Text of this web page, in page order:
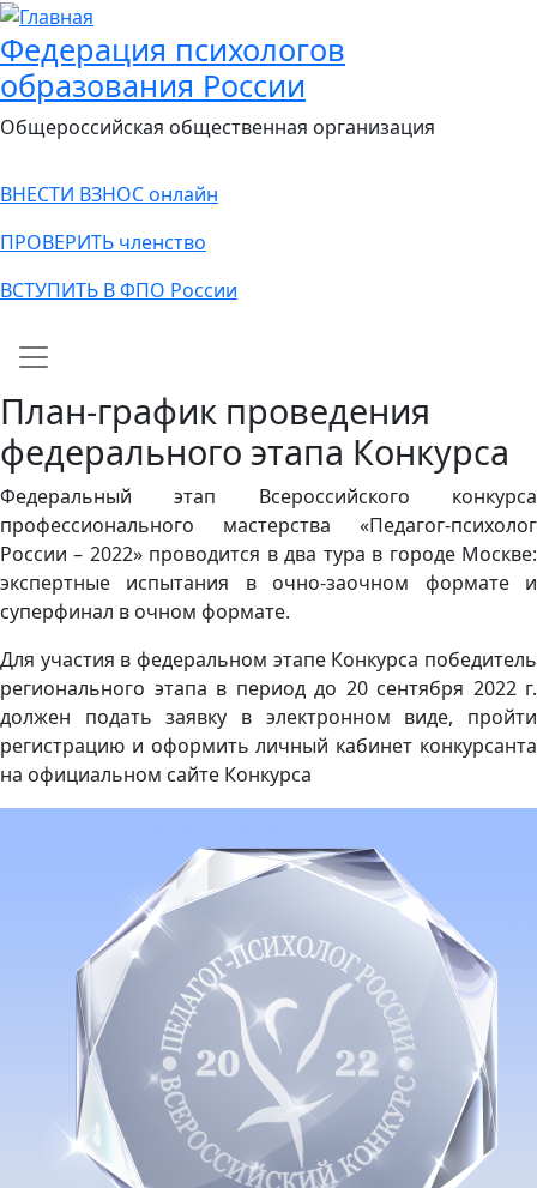
Федерация психологов
образования России
Общероссийская общественная организация
ВНЕСТИ ВЗНОС онлайн
ПРОВЕРИТЬ членство
ВСТУПИТЬ В ФПО России
Main navigation
План-график проведения
федерального этапа Конкурса
Федеральный этап Всероссийского конкурса
профессионального мастерства «Педагог-психолог
России – 2022» проводится в два тура в городе Москве:
экспертные испытания в очно-заочном формате и
суперфинал в очном формате.
Для участия в федеральном этапе Конкурса победитель
регионального этапа в период до 20 сентября 2022 г.
должен подать заявку в электронном виде, пройти
регистрацию и оформить личный кабинет конкурсанта
на официальном сайте Конкурса